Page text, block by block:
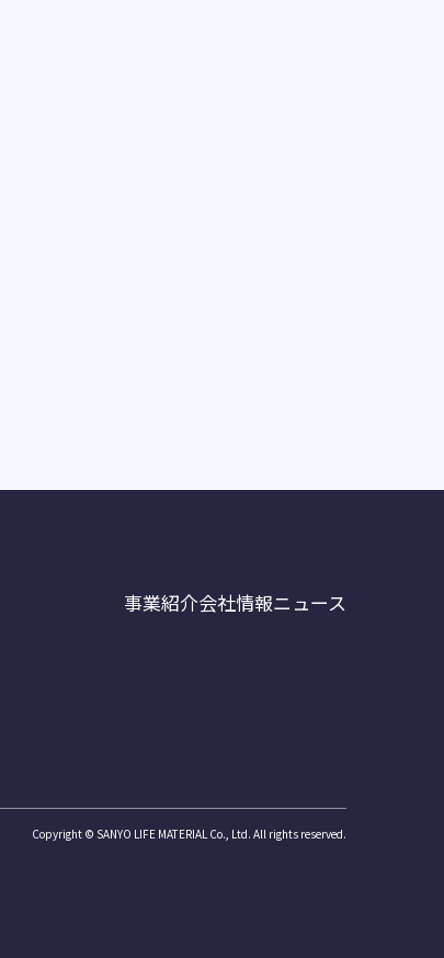
事業紹介会社情報ニュース
Copyright © SANYO LIFE MATERIAL Co., Ltd. All rights reserved.